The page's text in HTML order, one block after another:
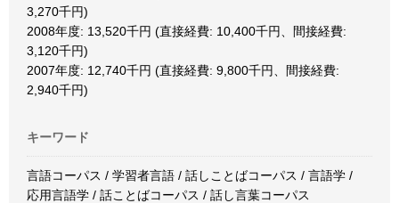
3,270千円)
2008年度: 13,520千円 (直接経費: 10,400千円、間接経費:
3,120千円)
2007年度: 12,740千円 (直接経費: 9,800千円、間接経費:
2,940千円)
キーワード
言語コーパス / 学習者言語 / 話しことばコーパス / 言語学 /
応用言語学 / 話ことばコーパス / 話し言葉コーパス